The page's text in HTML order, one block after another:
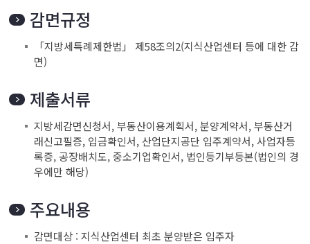
감면규정
「지방세특례제한법」 제58조의2(지식산업센터 등에 대한 감
면)
제출서류
지방세감면신청서, 부동산이용계획서, 분양계약서, 부동산거
래신고필증, 입금확인서, 산업단지공단 입주계약서, 사업자등
록증, 공장배치도, 중소기업확인서, 법인등기부등본(법인의 경
우에만 해당)
주요내용
감면대상 : 지식산업센터 최초 분양받은 입주자